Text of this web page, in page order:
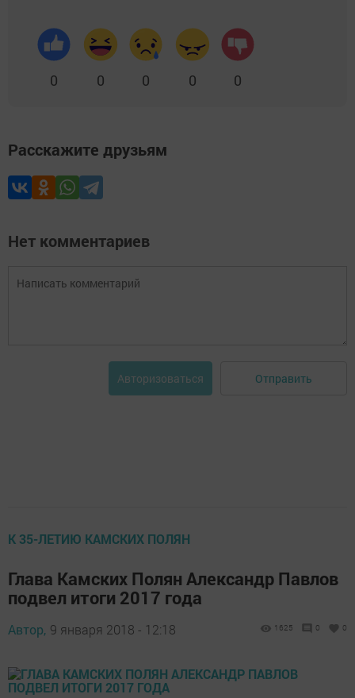
0 0 0 0 0
Расскажите друзьям
Нет комментариев
Авторизоваться Отправить
К 35-ЛЕТИЮ КАМСКИХ ПОЛЯН
Глава Камских Полян Александр Павлов
подвел итоги 2017 года
Автор, 9 января 2018 - 12:18 1625 0 0